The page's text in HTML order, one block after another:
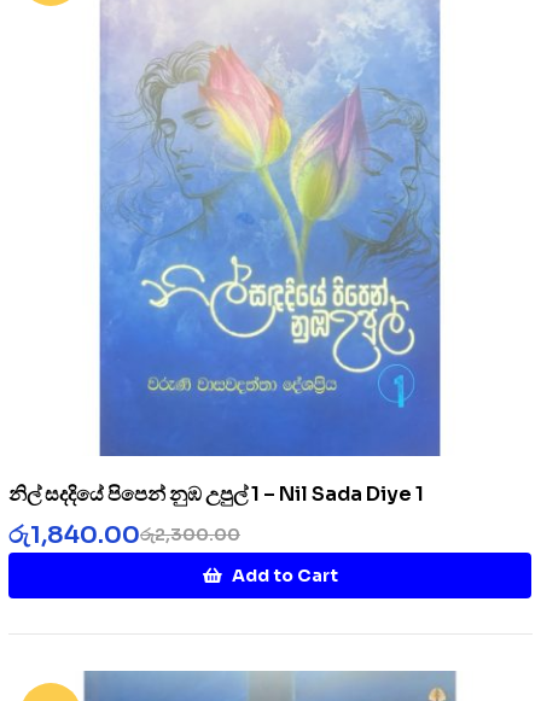
නිල් සදදියේ පිපෙන් නුඹ උපුල් 1 – Nil Sada Diye 1
රු2,300.00
රු1,840.00
Add to Cart